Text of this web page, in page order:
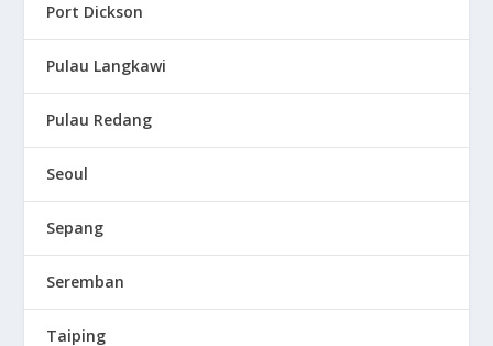
Port Dickson
Pulau Langkawi
Pulau Redang
Seoul
Sepang
Seremban
Taiping